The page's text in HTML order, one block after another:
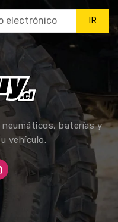
IR
baterías y
vehículo.